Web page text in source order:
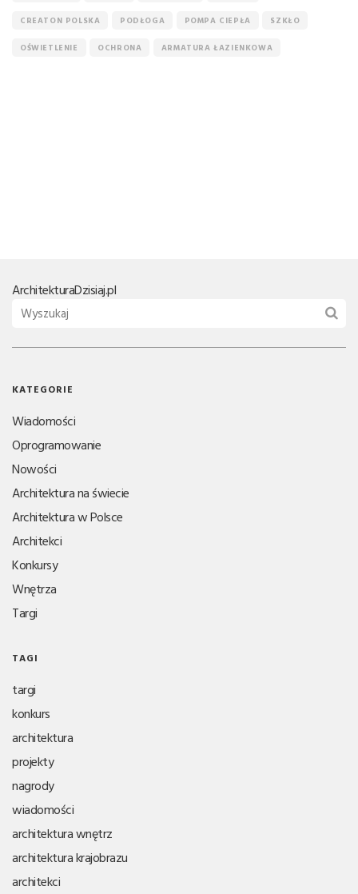
CREATON POLSKA PODŁOGA POMPA CIEPŁA SZKŁO
OŚWIETLENIE OCHRONA ARMATURA ŁAZIENKOWA
ArchitekturaDzisiaj.pl
KATEGORIE
Wiadomości
Oprogramowanie
Nowości
Architektura na świecie
Architektura w Polsce
Architekci
Konkursy
Wnętrza
Targi
TAGI
targi
konkurs
architektura
projekty
nagrody
wiadomości
architektura wnętrz
architektura krajobrazu
architekci